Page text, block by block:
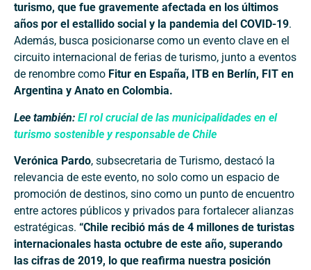
turismo, que fue gravemente afectada en los últimos
años por el estallido social y la pandemia del COVID-19.
Además, busca posicionarse como un evento clave en el
circuito internacional de ferias de turismo, junto a eventos
de renombre como Fitur en España, ITB en Berlín, FIT en
Argentina y Anato en Colombia.
Lee también: El rol crucial de las municipalidades en el
turismo sostenible y responsable de Chile
Verónica Pardo, subsecretaria de Turismo, destacó la
relevancia de este evento, no solo como un espacio de
promoción de destinos, sino como un punto de encuentro
entre actores públicos y privados para fortalecer alianzas
estratégicas. “Chile recibió más de 4 millones de turistas
internacionales hasta octubre de este año, superando
las cifras de 2019, lo que reafirma nuestra posición